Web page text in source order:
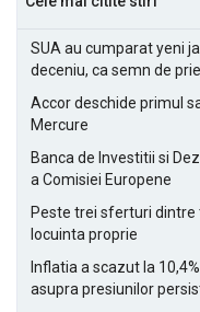
SUA au cumparat yeni
deceniu, ca semn de
Accor deschide primul
Mercure
Banca de Investitii si
a Comisiei Europene
Peste trei sferturi dintre
locuinta proprie
Inflatia a scazut la
asupra presiunilor